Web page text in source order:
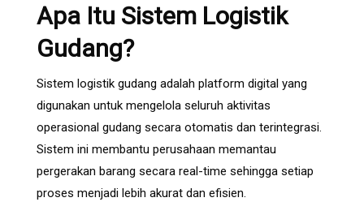
Apa Itu Sistem Logistik
Gudang?
Sistem logistik gudang adalah platform digital yang
digunakan untuk mengelola seluruh aktivitas
operasional gudang secara otomatis dan terintegrasi.
Sistem ini membantu perusahaan memantau
pergerakan barang secara real-time sehingga setiap
proses menjadi lebih akurat dan efisien.